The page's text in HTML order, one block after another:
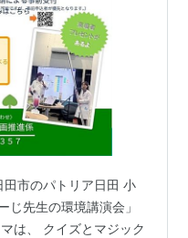
市のパトリア日田 小
じ先生の環境講演会」
は、 クイズとマジック